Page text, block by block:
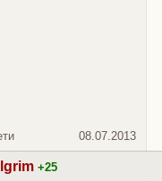
08.07.2013
+25